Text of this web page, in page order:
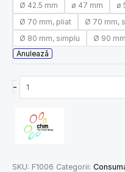
Ø 42.5 mm
ø 47 mm ø
Ø 70 mm, pliat
Ø 70 mm,
Ø 80 mm, simplu
Ø 90
Anulează
-
SKU: F1006 Categorii: